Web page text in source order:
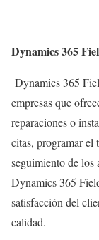
Dynamics 365
Dynamics 365
empresas que
reparaciones o
citas, programar el
seguimiento de
Dynamics 365
satisfacción del
calidad.